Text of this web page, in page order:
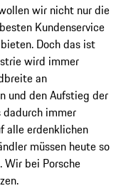
wir nicht nur die
Kundenservice
Doch das ist
wird immer
an
und den Aufstieg der
immer
alle erdenklichen
müssen heute so
Wir bei Porsche